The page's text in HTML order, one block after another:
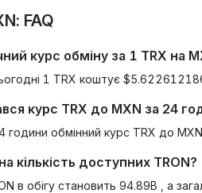
: FAQ
курс обміну за 1 TRX на
1 TRX коштує
курс TRX до MXN за 24
години обмінний курс TRX до
кількість доступних TRON?
в обігу становить 94.89B , а